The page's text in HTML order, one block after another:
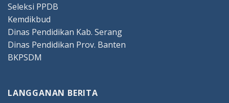
Seleksi PPDB
Kemdikbud
Dinas Pendidikan Kab. Serang
Dinas Pendidikan Prov. Banten
BKPSDM
LANGGANAN BERITA